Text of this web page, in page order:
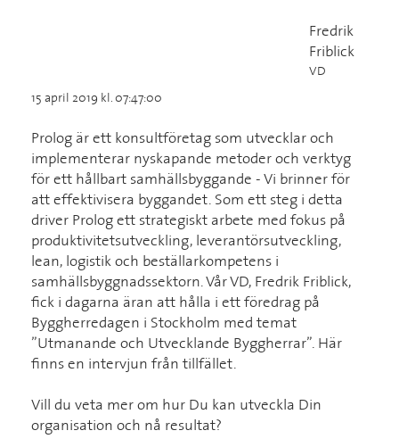
Fredrik
Friblick
VD
15 april 2019 kl. 07:47:00
Prolog är ett konsultföretag som utvecklar och
implementerar nyskapande metoder och verktyg
för ett hållbart samhällsbyggande - Vi brinner för
att effektivisera byggandet. Som ett steg i detta
driver Prolog ett strategiskt arbete med fokus på
produktivitetsutveckling, leverantörsutveckling,
lean, logistik och beställarkompetens i
samhällsbyggnadssektorn. Vår VD, Fredrik Friblick,
fick i dagarna äran att hålla i ett föredrag på
Byggherredagen i Stockholm med temat
”Utmanande och Utvecklande Byggherrar”. Här
finns en intervjun från tillfället.
Vill du veta mer om hur Du kan utveckla Din
organisation och nå resultat?